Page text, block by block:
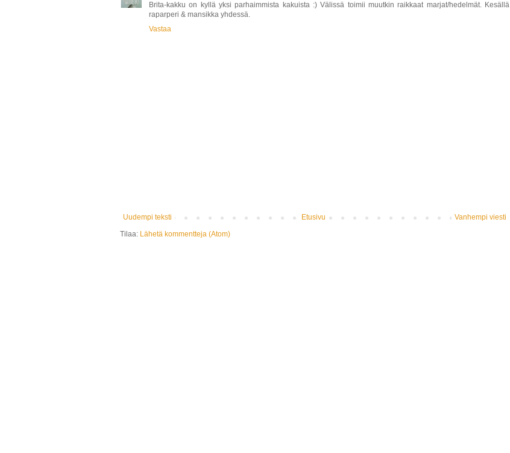
Brita-kakku on kyllä yksi parhaimmista kakuista :) Välissä toimii muutkin raikkaat marjat/hedelmät. Kesällä
raparperi & mansikka yhdessä.
Vastaa
Uudempi teksti Vanhempi viesti
Etusivu
Tilaa: Lähetä kommentteja (Atom)